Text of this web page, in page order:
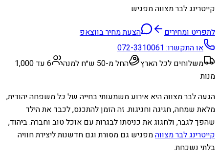
קייטרינג לבר מצווה מפגיש
לתפריט ומחירים
הצעת מחיר בווצאפ
או התקשרו:072-3310061
משלוחים לכל הארץ
החל מ-50 ש״ח למנה
6 עד 1,000
מנות
הגעה לבר מצווה היא אירוע משמעותי בחייה של כל משפחה יהודית,
מלאת שמחה, חגיגה וחגיגות. זה הזמן להתכנס, לכבד את הילד
שהפך לגבר, ולחגוג את כניסתו לבגרות עם אוכל טוב וחברה. ביהוד,
קייטרינג לבר מצווהמפגיש גם מסורת וגם חדשנות ליצירת חוויה
בלתי נשכחת.